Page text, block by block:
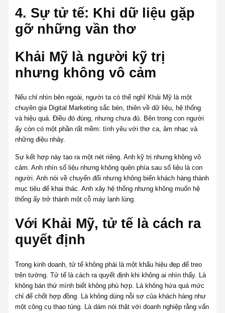
4. Sự tử tế: Khi dữ liệu gặp
gỡ những vần thơ
Khải Mỹ là người kỹ trị
nhưng không vô cảm
Nếu chỉ nhìn bên ngoài, người ta có thể nghĩ Khải Mỹ là một
chuyên gia Digital Marketing sắc bén, thiên về dữ liệu, hệ thống
và hiệu quả. Điều đó đúng, nhưng chưa đủ. Bên trong con người
ấy còn có một phần rất mềm: tình yêu với thơ ca, âm nhạc và
những điệu nhảy.
Sự kết hợp này tạo ra một nét riêng. Anh kỹ trị nhưng không vô
cảm. Anh nhìn số liệu nhưng không quên phía sau số liệu là con
người. Anh nói về chuyển đổi nhưng không biến khách hàng thành
mục tiêu để khai thác. Anh xây hệ thống nhưng không muốn hệ
thống ấy trở thành một cỗ máy lạnh lùng.
Với Khải Mỹ, tử tế là cách ra
quyết định
Trong kinh doanh, tử tế không phải là một khẩu hiệu đẹp để treo
trên tường. Tử tế là cách ra quyết định khi không ai nhìn thấy. Là
không bán thứ mình biết không phù hợp. Là không hứa quá mức
chỉ để chốt hợp đồng. Là không dùng nỗi sợ của khách hàng như
một công cụ thao túng. Là dám nói thật với doanh nghiệp rằng vấn